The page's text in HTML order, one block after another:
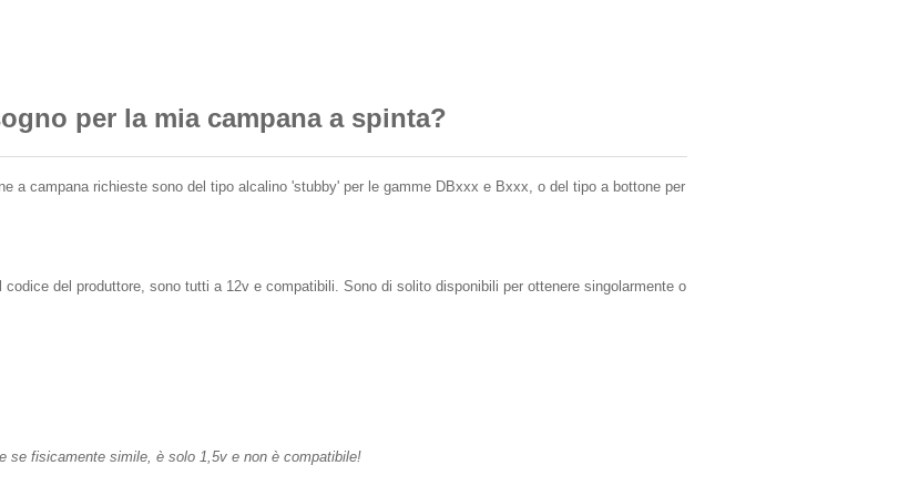
per la mia campana a spinta?
a campana richieste sono del tipo alcalino 'stubby' per le gamme DBxxx e Bxxx, o del tipo a bottone per
codice del produttore, sono tutti a 12v e compatibili. Sono di solito disponibili per ottenere singolarmente o
se fisicamente simile, è solo 1,5v e non è compatibile!